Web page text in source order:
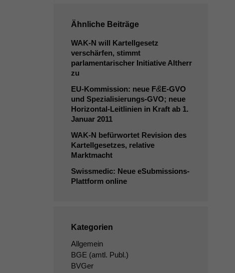
Ähnliche Beiträge
WAK‑N will Kartellgesetz
verschärfen, stimmt
parlamentarischer Initiative Altherr
zu
EU-Kommission: neue F&E‑GVO
und Spezialisierungs-GVO; neue
Horizontal-Leitlinien in Kraft ab 1.
Januar 2011
WAK‑N befürwortet Revision des
Kartellgesetzes, relative
Marktmacht
Swissmedic: Neue eSubmissions-
Plattform online
Kategorien
Allgemein
BGE (amtl. Publ.)
BVGer